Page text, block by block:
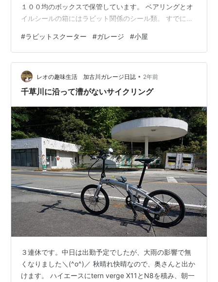
１００均のボックスで保管しています。 ベアリングとオ
イルシールの箱にはラビット関係のシール類。 すでに手
３０１のフロントサスのOリングなんて大量にありすぎ。
雨が止んだのでPCXを外に出して、最近すっかりご無沙
汰のラビットをいじります。 風防が風圧で自分側にずれ
てくるので、ステーを調節。 これも１年以上前からの懸
案事項でした。 この挟み込んで固定する部分の鉄棒がず
#ラビットスクーター #ガレージ #小屋
レオの趣味生活 加古川ガレージ日誌 • 2年前
千草川に沿って漕がないサイクリング
３連休です。中日は出勤予定でしたが、大雨の影響で無
くなりました＼(^o^)／ 秋晴れ快晴なので、奥さんと出か
けます。 ハイエースにtern verge X11とN8を積み、朝一